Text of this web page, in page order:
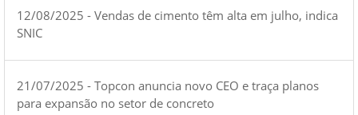
12/08/2025 - Vendas de cimento têm alta em julho, indica
SNIC
21/07/2025 - Topcon anuncia novo CEO e traça planos
para expansão no setor de concreto